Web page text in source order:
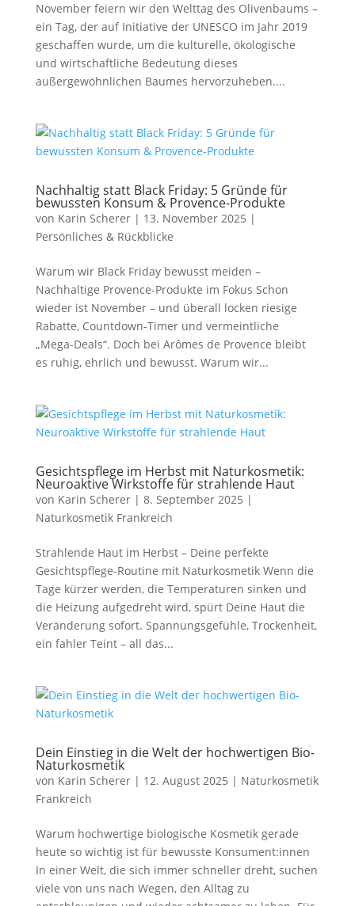
November feiern wir den Welttag des Olivenbaums –
ein Tag, der auf Initiative der UNESCO im Jahr 2019
geschaffen wurde, um die kulturelle, ökologische
und wirtschaftliche Bedeutung dieses
außergewöhnlichen Baumes hervorzuheben....
Nachhaltig statt Black Friday: 5 Gründe für
bewussten Konsum & Provence-Produkte
von Karin Scherer| 13. November 2025 |
Persönliches & Rückblicke
Warum wir Black Friday bewusst meiden –
Nachhaltige Provence-Produkte im Fokus Schon
wieder ist November – und überall locken riesige
Rabatte, Countdown-Timer und vermeintliche
„Mega-Deals“. Doch bei Arômes de Provence bleibt
es ruhig, ehrlich und bewusst. Warum wir...
Gesichtspflege im Herbst mit Naturkosmetik:
Neuroaktive Wirkstoffe für strahlende Haut
von Karin Scherer| 8. September 2025 |
Naturkosmetik Frankreich
Strahlende Haut im Herbst – Deine perfekte
Gesichtspflege-Routine mit Naturkosmetik Wenn die
Tage kürzer werden, die Temperaturen sinken und
die Heizung aufgedreht wird, spürt Deine Haut die
Veränderung sofort. Spannungsgefühle, Trockenheit,
ein fahler Teint – all das...
Dein Einstieg in die Welt der hochwertigen Bio-
Naturkosmetik
von Karin Scherer| 12. August 2025 | Naturkosmetik
Frankreich
Warum hochwertige biologische Kosmetik gerade
heute so wichtig ist für bewusste Konsument:innen
In einer Welt, die sich immer schneller dreht, suchen
viele von uns nach Wegen, den Alltag zu